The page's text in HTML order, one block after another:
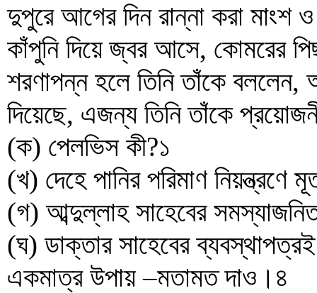
দুপুরে আগের দিন রান্না করা মাংশ
কাঁপুনি দিয়ে জ্বর আসে, কোমরের
শরণাপন্ন হলে তিনি তাঁকে বললেন,
দিয়েছে, এজন্য তিনি তাঁকে
(ক) পেলভিস কী?১
(খ) দেহে পানির পরিমাণ নিয়ন্ত্রণে
(গ) আব্দুল্লাহ সাহেবের
(ঘ) ডাক্তার সাহেবের
একমাত্র উপায় –মতামত দাও।৪